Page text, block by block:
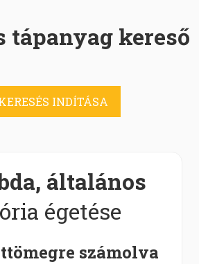
tápanyag kereső
INDÍTÁSA
általános
égetése
számolva